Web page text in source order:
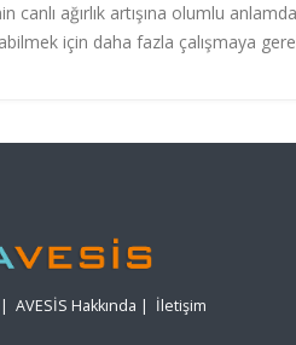
canlı ağırlık artışına olumlu
için daha fazla çalışmaya
| AVESİS Hakkında | İletişim